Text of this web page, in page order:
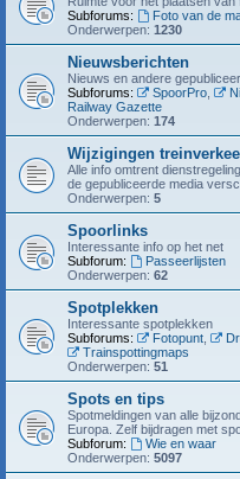
Subforums:
Foto van de
Onderwerpen: 1230
Nieuwsberichten
Nieuws en andere
Subforums:
SpoorPro,
Railway Gazette
Onderwerpen: 174
Wijzigingen
Alle info omtrent
de gepubliceerde media
Onderwerpen: 5
Spoorlinks
Interessante info op het net
Subforum:
Passeerlijsten
Onderwerpen: 62
Spotplekken
Interessante spotplekken
Subforums:
Fotopunt,
Trainspottingmaps
Onderwerpen: 51
Spots en tips
Spotmeldingen van alle
Europa. Zelf bijdragen met
Subforum:
Wie en waar
Onderwerpen: 5097